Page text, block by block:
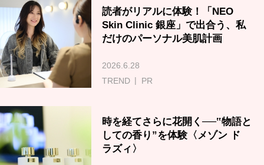
読者がリアルに体験！「NEO
Skin Clinic 銀座」で出合う、私
だけのパーソナル美肌計画
2026.6.28
TREND
PR
時を経てさらに花開く──‟物語と
しての香り”を体験〈メゾン ド
ラズィ〉